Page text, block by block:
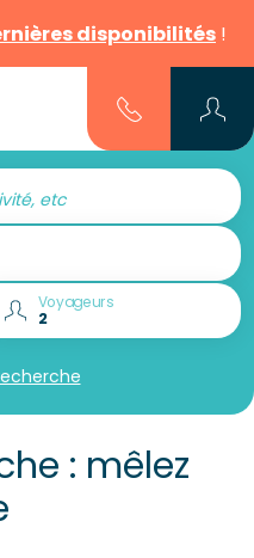
disponibilités !
etc
Voyageurs
: mêlez